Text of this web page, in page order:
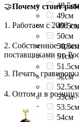
48.5см
49см
49.5см
50см
50.5см
51см
51.5см
52см
52.5см
53см
53.5см
54см
🤝Почему стоит
1. Работаем с 2008
2. Собственное
поставщиками по
3. Печать,
4. Оптом и в